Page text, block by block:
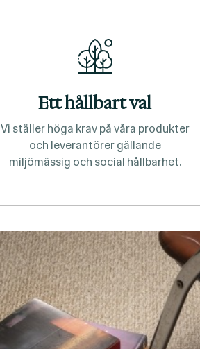
Ett hållbart val
Vi ställer höga krav på våra produkter
och leverantörer gällande
miljömässig och social hållbarhet.